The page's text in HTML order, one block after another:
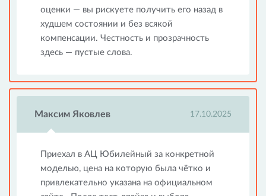
оценки — вы рискуете получить его назад в
худшем состоянии и без всякой
компенсации. Честность и прозрачность
здесь — пустые слова.
Максим Яковлев 17.10.2025
Приехал в АЦ Юбилейный за конкретной
моделью, цена на которую была чётко и
привлекательно указана на официальном